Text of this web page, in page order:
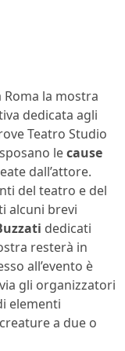
la mostra
dedicata agli
Teatro Studio
sposano lecause
dall’attore.
del teatro e del
alcuni brevi
dedicati
resterà in
all’evento è
gli organizzatori
elementi
a due o